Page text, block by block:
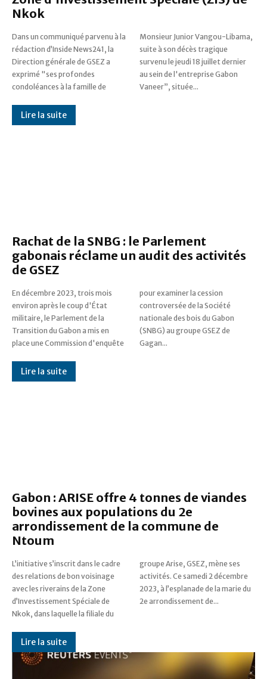
Nkok
Dans un communiqué parvenu à la
rédaction d’Inside News241, la
Direction générale de GSEZ a
exprimé "ses profondes
condoléances à la famille de
Monsieur Junior Vangou-Libama,
suite à son décès tragique
survenu le jeudi 18 juillet dernier
au sein de l'entreprise Gabon
Vaneer”, située...
Lire la suite
Rachat de la SNBG : le Parlement
gabonais réclame un audit des activités
de GSEZ
En décembre 2023, trois mois
environ après le coup d'État
militaire, le Parlement de la
Transition du Gabon a mis en
place une Commission d'enquête
pour examiner la cession
controversée de la Société
nationale des bois du Gabon
(SNBG) au groupe GSEZ de
Gagan...
Lire la suite
Gabon : ARISE offre 4 tonnes de viandes
bovines aux populations du 2e
arrondissement de la commune de
Ntoum
L’initiative s’inscrit dans le cadre
des relations de bon voisinage
avec les riverains de la Zone
d’Investissement Spéciale de
Nkok, dans laquelle la filiale du
groupe Arise, GSEZ, mène ses
activités. Ce samedi 2 décembre
2023, à l’esplanade de la marie du
2e arrondissement de...
Lire la suite